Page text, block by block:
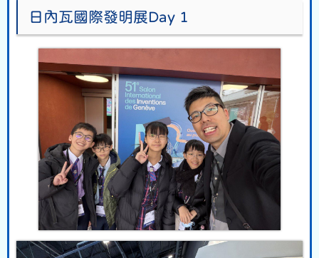
日內瓦國際發明展Day 1